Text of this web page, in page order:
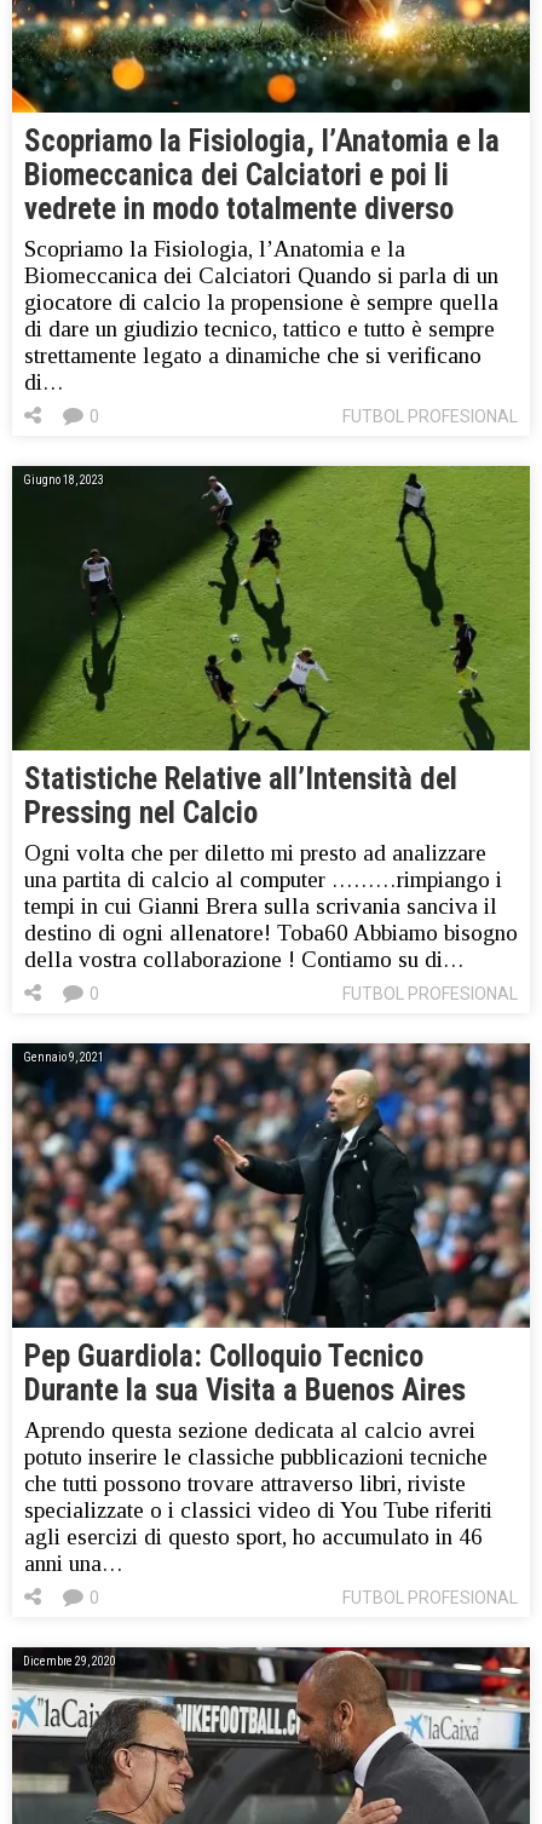
Scopriamo la Fisiologia, l’Anatomia e la
Biomeccanica dei Calciatori e poi li
vedrete in modo totalmente diverso
Scopriamo la Fisiologia, l’Anatomia e la
Biomeccanica dei Calciatori Quando si parla di un
giocatore di calcio la propensione è sempre quella
di dare un giudizio tecnico, tattico e tutto è sempre
strettamente legato a dinamiche che si verificano
di…
FUTBOL PROFESIONAL
0
Giugno 18, 2023
Statistiche Relative all’Intensità del
Pressing nel Calcio
Ogni volta che per diletto mi presto ad analizzare
una partita di calcio al computer ………rimpiango i
tempi in cui Gianni Brera sulla scrivania sanciva il
destino di ogni allenatore! Toba60 Abbiamo bisogno
della vostra collaborazione ! Contiamo su di…
FUTBOL PROFESIONAL
0
Gennaio 9, 2021
Pep Guardiola: Colloquio Tecnico
Durante la sua Visita a Buenos Aires
Aprendo questa sezione dedicata al calcio avrei
potuto inserire le classiche pubblicazioni tecniche
che tutti possono trovare attraverso libri, riviste
specializzate o i classici video di You Tube riferiti
agli esercizi di questo sport, ho accumulato in 46
anni una…
FUTBOL PROFESIONAL
0
Dicembre 29, 2020